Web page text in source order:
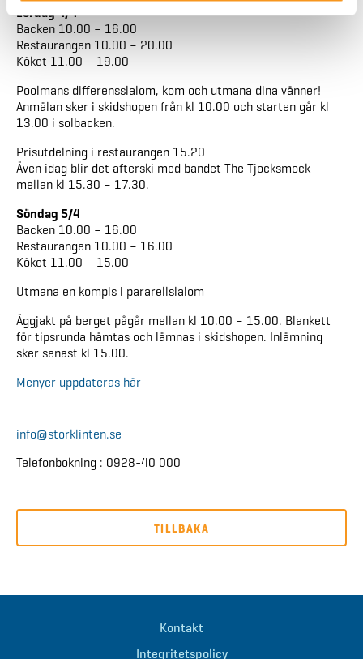
Lördag 4/4
Backen 10.00 – 16.00
Restaurangen 10.00 – 20.00
Köket 11.00 – 19.00
Poolmans differensslalom, kom och utmana dina vänner!
Anmälan sker i skidshopen från kl 10.00 och starten går kl
13.00 i solbacken.
Prisutdelning i restaurangen 15.20
Även idag blir det afterski med bandet The Tjocksmock
mellan kl 15.30 – 17.30.
Söndag 5/4
Backen 10.00 – 16.00
Restaurangen 10.00 – 16.00
Köket 11.00 – 15.00
Utmana en kompis i pararellslalom
Äggjakt på berget pågår mellan kl 10.00 – 15.00. Blankett
för tipsrunda hämtas och lämnas i skidshopen. Inlämning
sker senast kl 15.00.
Menyer uppdateras här
info@storklinten.se
Telefonbokning : 0928-40 000
TILLBAKA
Kontakt
Integritetspolicy